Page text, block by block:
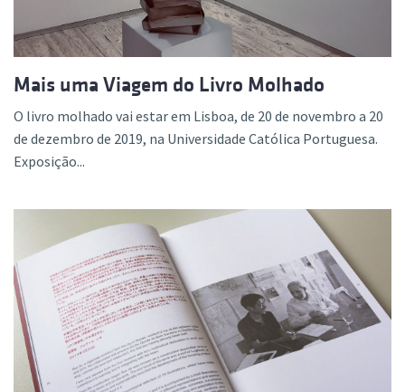
Mais uma Viagem do Livro Molhado
O livro molhado vai estar em Lisboa, de 20 de novembro a 20
de dezembro de 2019, na Universidade Católica Portuguesa.
Exposição...